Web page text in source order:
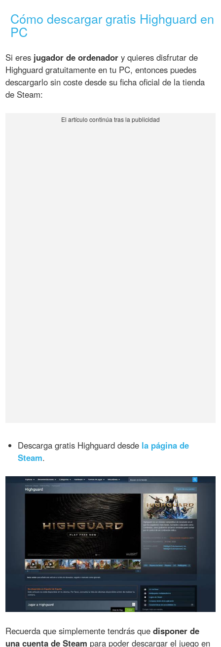
Cómo descargar gratis Highguard en
PC
Si eres jugador de ordenador y quieres disfrutar de
Highguard gratuitamente en tu PC, entonces puedes
descargarlo sin coste desde su ficha oficial de la tienda
de Steam:
Descarga gratis Highguard desde la página de
Steam.
Recuerda que simplemente tendrás quedisponer de
una cuenta de Steam para poder descargar el juego en